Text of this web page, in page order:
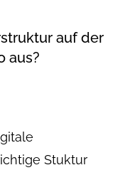
auf der
aus?